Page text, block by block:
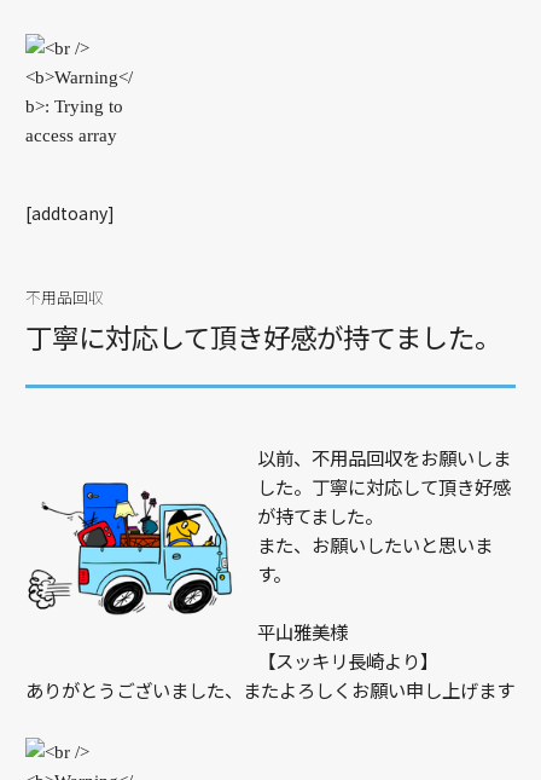
[addtoany]
不用品回収
丁寧に対応して頂き好感が持てました。
以前、不用品回収をお願いしま
した。丁寧に対応して頂き好感
が持てました。
また、お願いしたいと思いま
す。
平山雅美様
【スッキリ長崎より】
ありがとうございました、またよろしくお願い申し上げます